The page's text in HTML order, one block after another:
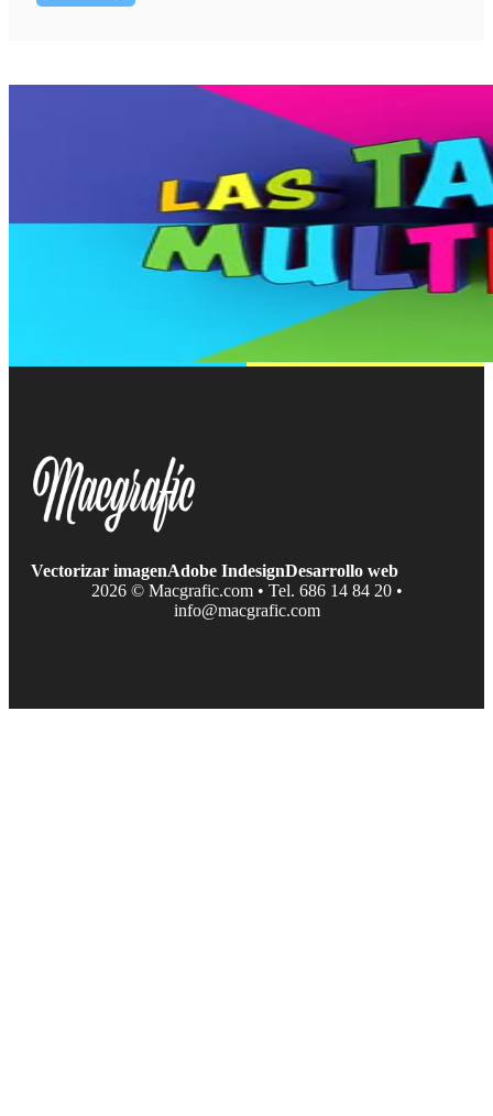
Vectorizar imagenAdobe IndesignDesarrollo web
2026 © Macgrafic.com • Tel. 686 14 84 20 •
info@macgrafic.com